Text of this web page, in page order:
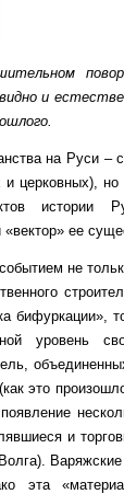
и
на Руси –
и церковных),
истории
ее
не
бифуркации»,
уровень
это
и
эта